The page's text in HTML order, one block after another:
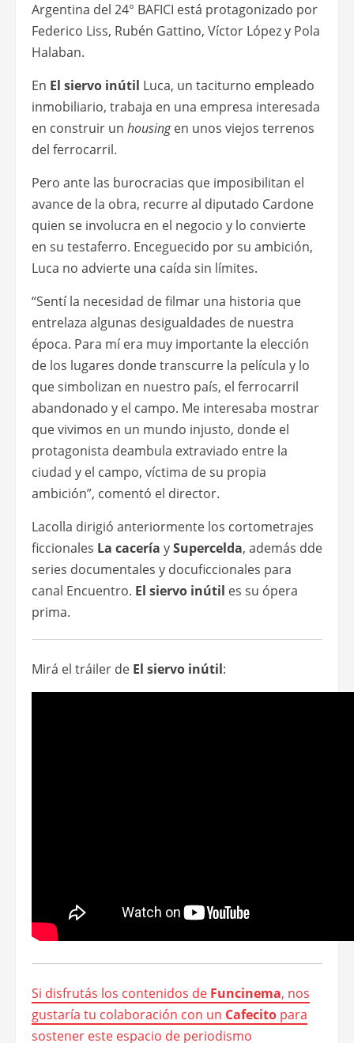
Argentina del 24° BAFICI está protagonizado por
Federico Liss, Rubén Gattino, Víctor López y Pola
Halaban.
En El siervo inútil Luca, un taciturno empleado
inmobiliario, trabaja en una empresa interesada
en construir un housingen unos viejos terrenos
del ferrocarril.
Pero ante las burocracias que imposibilitan el
avance de la obra, recurre al diputado Cardone
quien se involucra en el negocio y lo convierte
en su testaferro. Enceguecido por su ambición,
Luca no advierte una caída sin límites.
“Sentí la necesidad de filmar una historia que
entrelaza algunas desigualdades de nuestra
época. Para mí era muy importante la elección
de los lugares donde transcurre la película y lo
que simbolizan en nuestro país, el ferrocarril
abandonado y el campo. Me interesaba mostrar
que vivimos en un mundo injusto, donde el
protagonista deambula extraviado entre la
ciudad y el campo, víctima de su propia
ambición”, comentó el director.
Lacolla dirigió anteriormente los cortometrajes
ficcionales La cacería ySupercelda, además dde
series documentales y docuficcionales para
canal Encuentro. El siervo inútil es su ópera
prima.
Mirá el tráiler de El siervo inútil:
Si disfrutás los contenidos de Funcinema, nos
gustaría tu colaboración con un Cafecito para
sostener este espacio de periodismo